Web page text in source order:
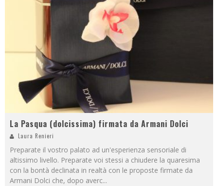
La Pasqua (dolcissima) firmata da Armani Dolci
Laura Renieri
Preparate il vostro palato ad un'esperienza sensoriale di
altissimo livello. Preparate voi stessi a chiudere la quaresima
con la bontà declinata in realtà con le proposte firmate da
Armani Dolci che, dopo averc...